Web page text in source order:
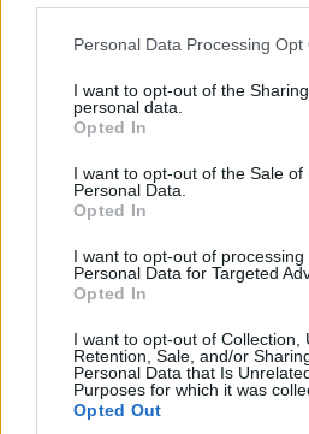
Personal Data Processing Opt
I want to opt-out of the
personal data.
Opted In
I want to opt-out of the Sale of
Personal Data.
Opted In
I want to opt-out of processing
Personal Data for Targeted
Opted In
I want to opt-out of Collection,
Retention, Sale, and/or
Personal Data that Is
Purposes for which it was
Opted Out
Anno di Fondazione: